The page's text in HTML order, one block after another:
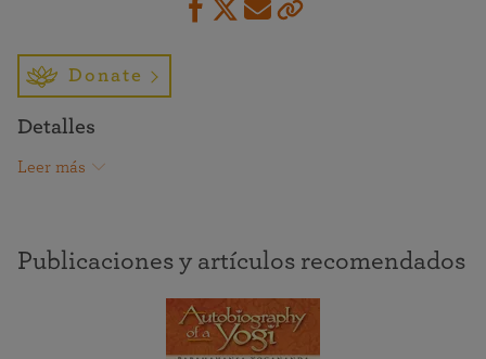
Donate
Detalles
Leer más
Publicaciones y artículos recomendados